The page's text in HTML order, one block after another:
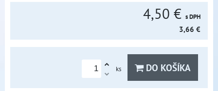
4,50 € s DPH
3,66 €
ks DO KOŠÍKA